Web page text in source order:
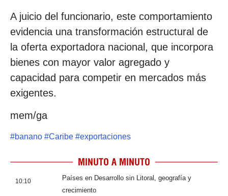
A juicio del funcionario, este comportamiento
evidencia una transformación estructural de
la oferta exportadora nacional, que incorpora
bienes con mayor valor agregado y
capacidad para competir en mercados más
exigentes.
mem/ga
#banano #Caribe #exportaciones
MINUTO A MINUTO
10:10
Países en Desarrollo sin Litoral, geografía y
crecimiento